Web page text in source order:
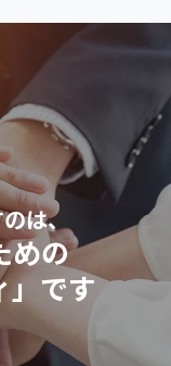
は、
めの
」です